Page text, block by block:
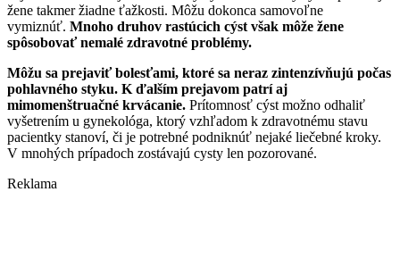
žene takmer žiadne ťažkosti. Môžu dokonca samovoľne
vymiznúť. Mnoho druhov rastúcich cýst však môže žene
spôsobovať nemalé zdravotné problémy.
Môžu sa prejaviť bolesťami, ktoré sa neraz zintenzívňujú počas
pohlavného styku. K ďalším prejavom patrí aj
mimomenštruačné krvácanie. Prítomnosť cýst možno odhaliť
vyšetrením u gynekológa, ktorý vzhľadom k zdravotnému stavu
pacientky stanoví, či je potrebné podniknúť nejaké liečebné kroky.
V mnohých prípadoch zostávajú cysty len pozorované.
Reklama